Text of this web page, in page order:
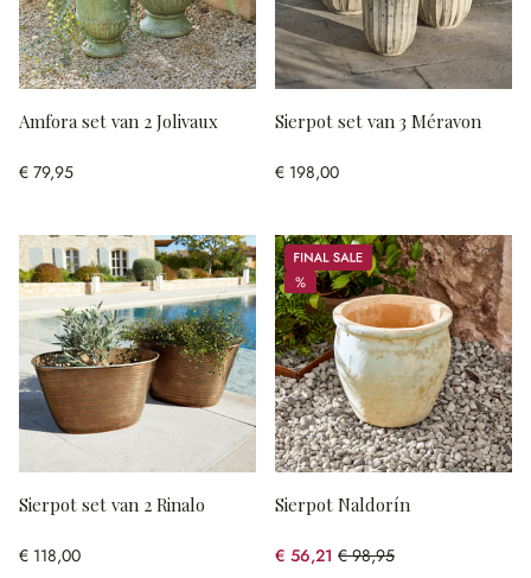
Amfora set van 2 Jolivaux
€ 79,95
Sierpot set van 3 Méravon
€ 198,00
Sierpot set van 2 Rinalo
€ 118,00
Sale
%
%
Sierpot Naldorín
€ 56,21 € 98,95
(43.19% gespart)